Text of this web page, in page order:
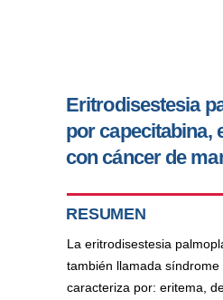
Eritrodisestesia
por capecitabina,
con cáncer de
RESUMEN
La eritrodisestesia
también llamada
caracteriza por: eritema,